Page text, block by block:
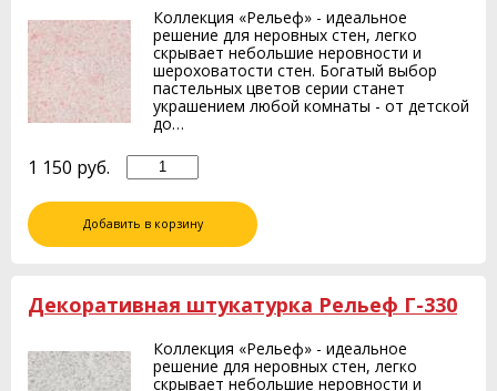
Коллекция «Рельеф» - идеальное
решение для неровных стен, легко
скрывает небольшие неровности и
шероховатости стен. Богатый выбор
пастельных цветов серии станет
украшением любой комнаты - от детской
до…
1 150 руб.
Добавить в корзину
Декоративная штукатурка Рельеф Г-330
Коллекция «Рельеф» - идеальное
решение для неровных стен, легко
скрывает небольшие неровности и